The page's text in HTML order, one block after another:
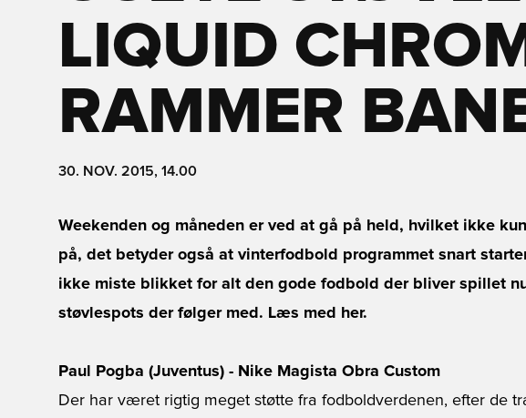
LIQUID
RAMMER
30. NOV. 2015, 14.00
Weekenden og måneden er ved at gå på held, hvilket ikke
på, det betyder også at vinterfodbold programmet snart
ikke miste blikket for alt den gode fodbold der bliver spillet
støvlespots der følger med. Læs med her.
Paul Pogba (Juventus) - Nike Magista Obra Custom
Der har været rigtig meget støtte fra fodboldverdenen, efter de